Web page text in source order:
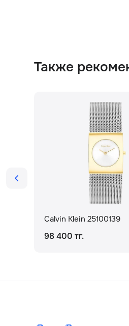
Также
Calvin Klein 25100139
98 400 тг.